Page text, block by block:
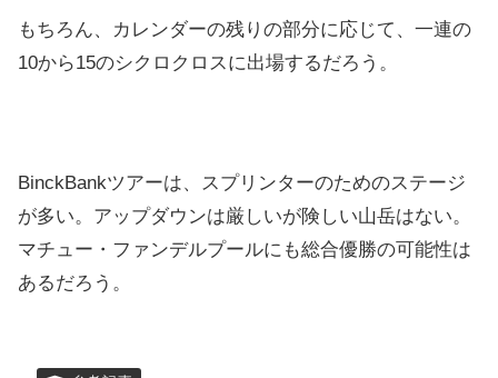
もちろん、カレンダーの残りの部分に応じて、一連の
10から15のシクロクロスに出場するだろう。
BinckBankツアーは、スプリンターのためのステージ
が多い。アップダウンは厳しいが険しい山岳はない。
マチュー・ファンデルプールにも総合優勝の可能性は
あるだろう。